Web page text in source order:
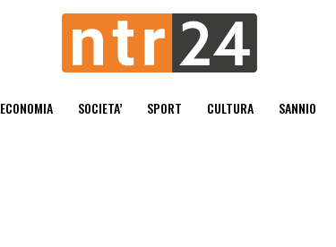
ECONOMIA SOCIETA’ SPORT CULTURA SANNIO